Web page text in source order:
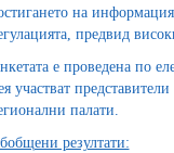
на
предвид
е проведена по
участват
палати.
резултати: